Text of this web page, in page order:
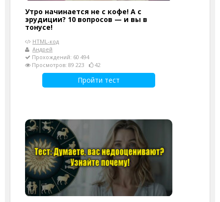
Утро начинается не с кофе! А с
эрудиции? 10 вопросов — и вы в
тонусе!
HTML-код
Андрей
Прохождений: 60 494
Просмотров: 89 223
42
Пройти тест